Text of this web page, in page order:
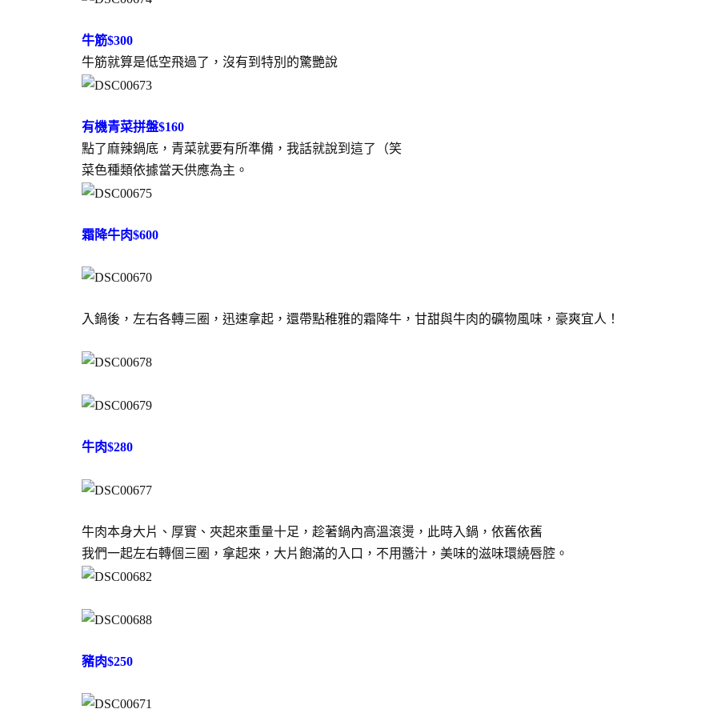
牛筋$300
牛筋就算是低空飛過了，沒有到特別的驚艷說
有機青菜拼盤$160
點了麻辣鍋底，青菜就要有所準備，我話就說到這了（笑
菜色種類依據當天供應為主。
霜降牛肉$600
入鍋後，左右各轉三圈，迅速拿起，還帶點稚雅的霜降牛，甘甜與牛肉的礦物風味，豪爽宜人！
牛肉$280
牛肉本身大片、厚實、夾起來重量十足，趁著鍋內高溫滾燙，此時入鍋，依舊依舊
我們一起左右轉個三圈，拿起來，大片飽滿的入口，不用醬汁，美味的滋味環繞唇腔。
豬肉$250